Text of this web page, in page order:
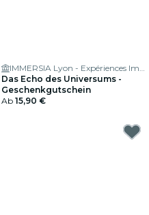
IMMERSIA Lyon - Expériences Immersives en Réalité Virtuelle
Das Echo des Universums -
Geschenkgutschein
Ab 15,90 €